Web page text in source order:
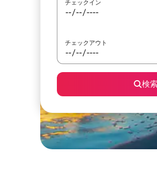
チェックイン
チェックアウト
検索